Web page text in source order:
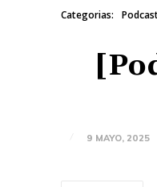
Categorias:
9 MAYO, 2025